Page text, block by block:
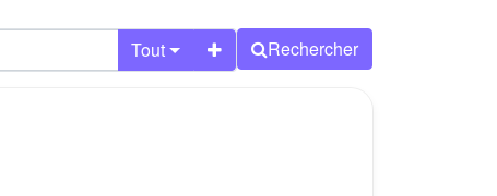
Tout Rechercher